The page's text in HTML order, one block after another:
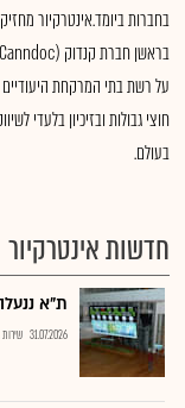
בחברות ביומד.אינטרקיור
חוצי גבולות ובזיכיון בלעדי
בעולם.
חדשות אינטרקיור
ת"א
31.07.2026